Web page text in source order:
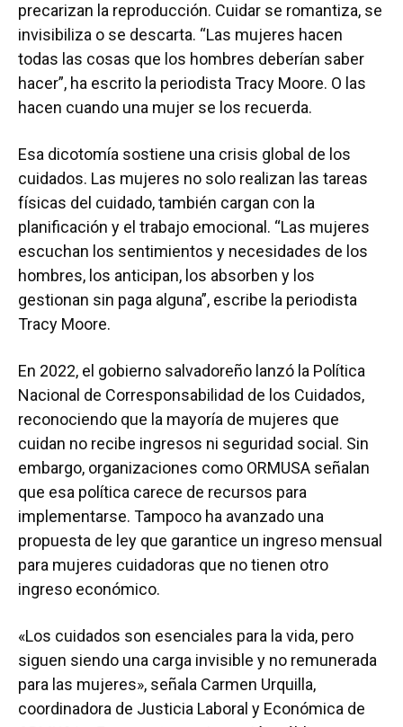
precarizan la reproducción. Cuidar se romantiza, se
invisibiliza o se descarta. “Las mujeres hacen
todas las cosas que los hombres deberían saber
hacer”, ha escrito la periodista Tracy Moore. O las
hacen cuando una mujer se los recuerda.
Esa dicotomía sostiene una crisis global de los
cuidados. Las mujeres no solo realizan las tareas
físicas del cuidado, también cargan con la
planificación y el trabajo emocional. “Las mujeres
escuchan los sentimientos y necesidades de los
hombres, los anticipan, los absorben y los
gestionan sin paga alguna”, escribe la periodista
Tracy Moore.
En 2022, el gobierno salvadoreño lanzó la Política
Nacional de Corresponsabilidad de los Cuidados,
reconociendo que la mayoría de mujeres que
cuidan no recibe ingresos ni seguridad social. Sin
embargo, organizaciones como ORMUSA señalan
que esa política carece de recursos para
implementarse. Tampoco ha avanzado una
propuesta de ley que garantice un ingreso mensual
para mujeres cuidadoras que no tienen otro
ingreso económico.
«Los cuidados son esenciales para la vida, pero
siguen siendo una carga invisible y no remunerada
para las mujeres», señala Carmen Urquilla,
coordinadora de Justicia Laboral y Económica de